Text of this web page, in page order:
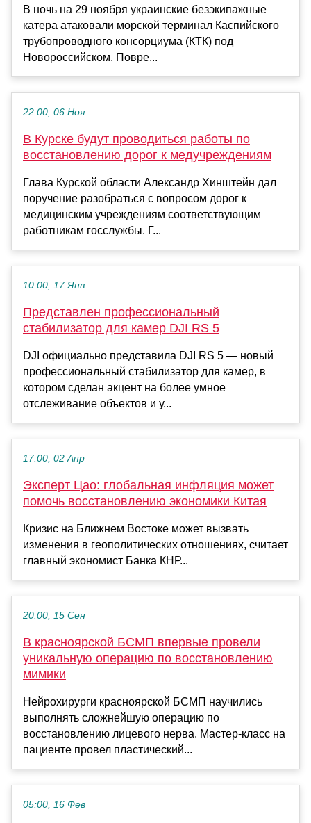
В ночь на 29 ноября украинские безэкипажные
катера атаковали морской терминал Каспийского
трубопроводного консорциума (КТК) под
Новороссийском. Повре...
22:00, 06 Ноя
В Курске будут проводиться работы по
восстановлению дорог к медучреждениям
Глава Курской области Александр Хинштейн дал
поручение разобраться с вопросом дорог к
медицинским учреждениям соответствующим
работникам госслужбы. Г...
10:00, 17 Янв
Представлен профессиональный
стабилизатор для камер DJI RS 5
DJI официально представила DJI RS 5 — новый
профессиональный стабилизатор для камер, в
котором сделан акцент на более умное
отслеживание объектов и у...
17:00, 02 Апр
Эксперт Цао: глобальная инфляция может
помочь восстановлению экономики Китая
Кризис на Ближнем Востоке может вызвать
изменения в геополитических отношениях, считает
главный экономист Банка КНР...
20:00, 15 Сен
В красноярской БСМП впервые провели
уникальную операцию по восстановлению
мимики
Нейрохирурги красноярской БСМП научились
выполнять сложнейшую операцию по
восстановлению лицевого нерва. Мастер-класс на
пациенте провел пластический...
05:00, 16 Фев